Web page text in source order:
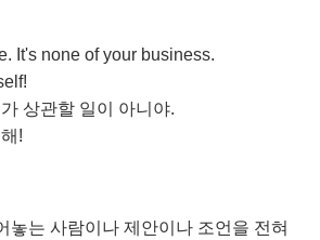
It's none of your business.
상관할 일이 아니야.
!
놓는 사람이나 제안이나 조언을 전혀